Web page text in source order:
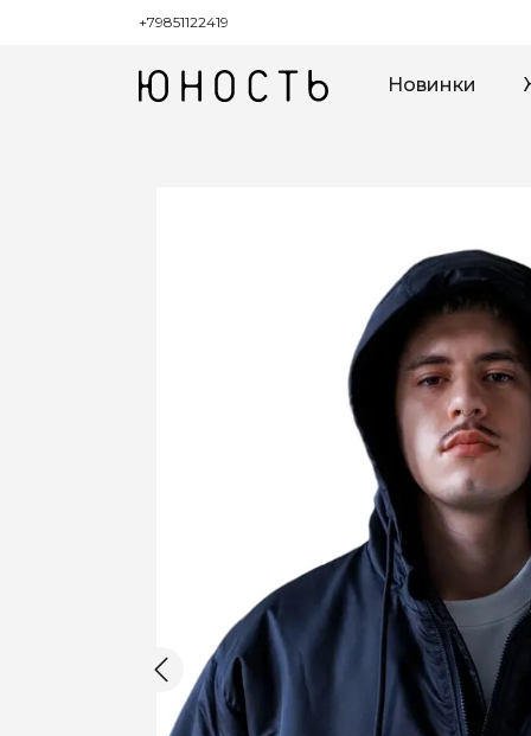
+79851122419
Новинки